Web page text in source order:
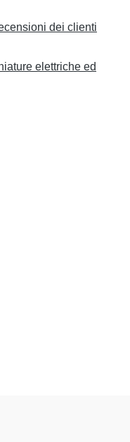
dei clienti
elettriche ed